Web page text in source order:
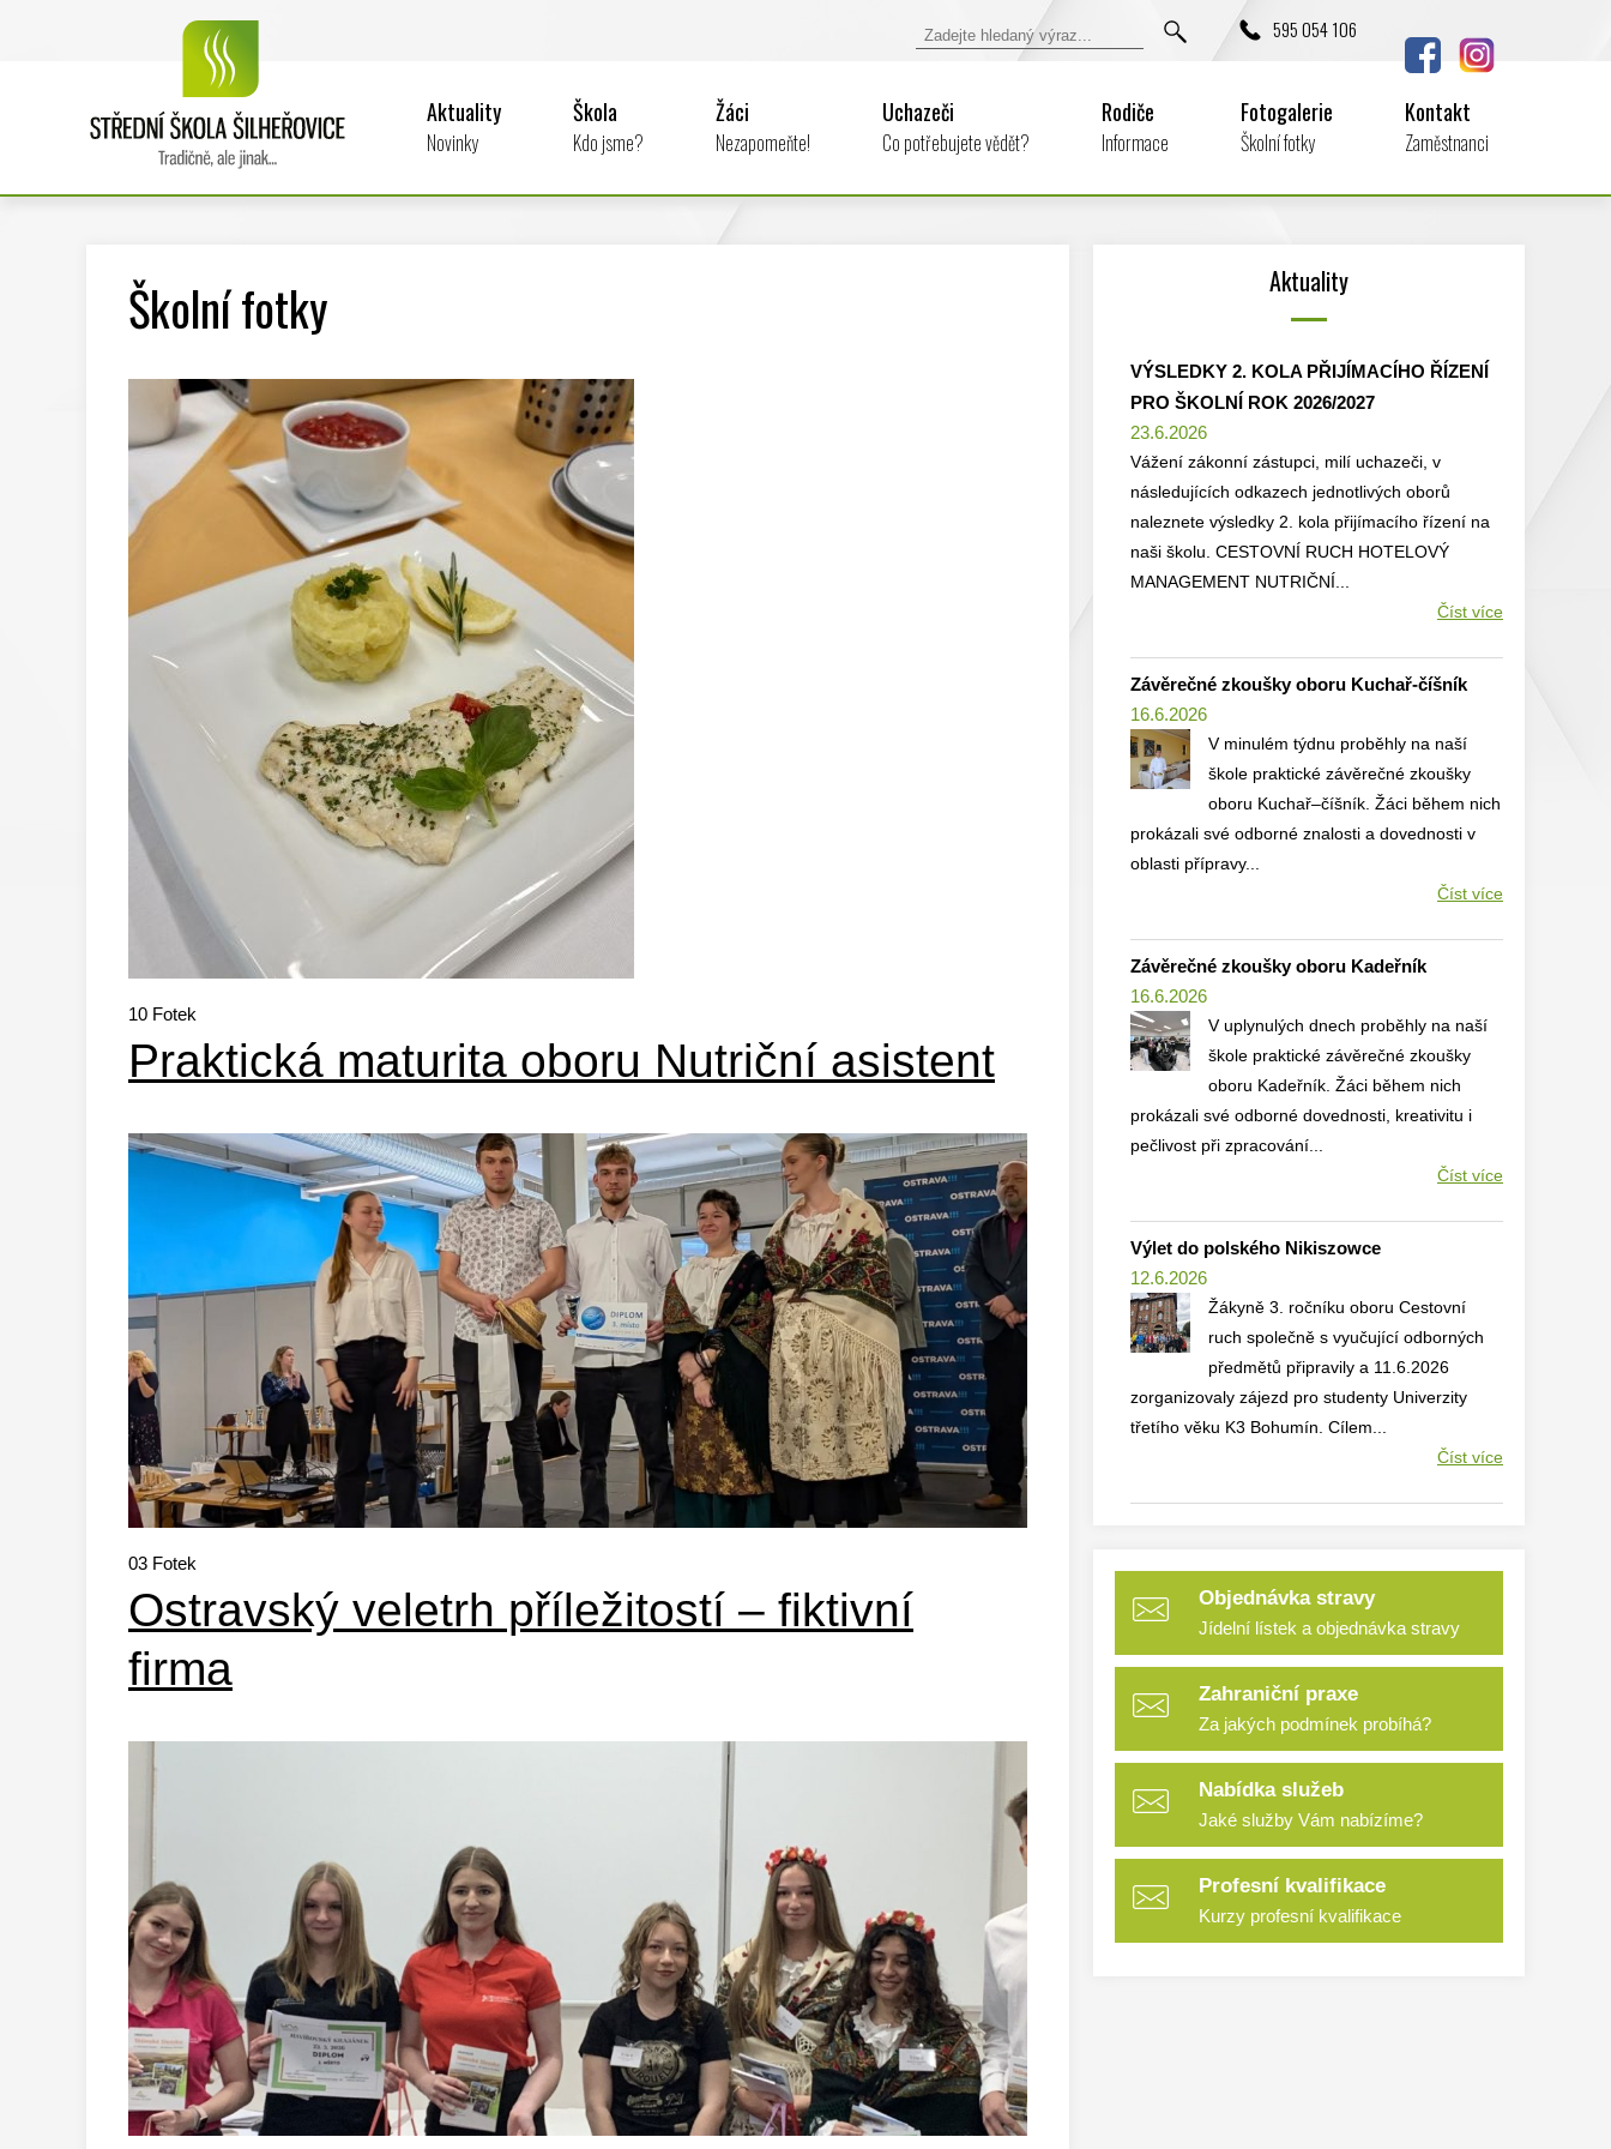
595 054 106
Aktuality
Novinky
Škola
Kdo jsme?
Žáci
Nezapomeňte!
Uchazeči
Co potřebujete vědět?
Rodiče
Informace
Fotogalerie
Školní fotky
Kontakt
Zaměstnanci
Školní fotky
10 Fotek
Praktická maturita oboru Nutriční asistent
03 Fotek
Ostravský veletrh příležitostí – fiktivní
firma
Aktuality
VÝSLEDKY 2. KOLA PŘIJÍMACÍHO ŘÍZENÍ
PRO ŠKOLNÍ ROK 2026/2027
23.6.2026
Vážení zákonní zástupci, milí uchazeči, v
následujících odkazech jednotlivých oborů
naleznete výsledky 2. kola přijímacího řízení na
naši školu. CESTOVNÍ RUCH HOTELOVÝ
MANAGEMENT NUTRIČNÍ...
Číst více
Závěrečné zkoušky oboru Kuchař-číšník
16.6.2026
V minulém týdnu proběhly na naší
škole praktické závěrečné zkoušky
oboru Kuchař–číšník. Žáci během nich
prokázali své odborné znalosti a dovednosti v
oblasti přípravy...
Číst více
Závěrečné zkoušky oboru Kadeřník
16.6.2026
V uplynulých dnech proběhly na naší
škole praktické závěrečné zkoušky
oboru Kadeřník. Žáci během nich
prokázali své odborné dovednosti, kreativitu i
pečlivost při zpracování...
Číst více
Výlet do polského Nikiszowce
12.6.2026
Žákyně 3. ročníku oboru Cestovní
ruch společně s vyučující odborných
předmětů připravily a 11.6.2026
zorganizovaly zájezd pro studenty Univerzity
třetího věku K3 Bohumín. Cílem...
Číst více
Objednávka stravy
Jídelní lístek a objednávka stravy
Zahraniční praxe
Za jakých podmínek probíhá?
Nabídka služeb
Jaké služby Vám nabízíme?
Profesní kvalifikace
Kurzy profesní kvalifikace